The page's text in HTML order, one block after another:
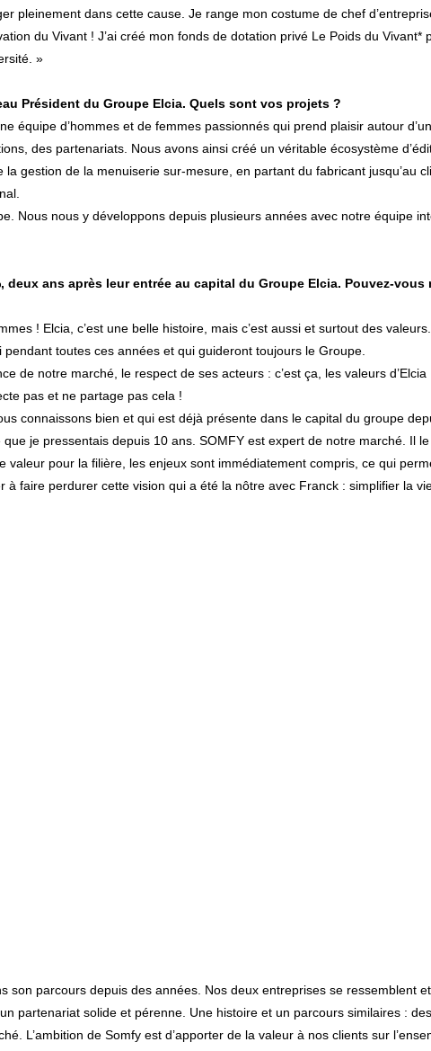
pleinement dans cette cause. Je range mon costume de chef
du Vivant ! J’ai créé mon fonds de dotation privé Le Poids du Vivant*
»
Président du Groupe Elcia. Quels sont vos projets ?
équipe d’hommes et de femmes passionnés qui prend plaisir autour
des partenariats. Nous avons ainsi créé un véritable écosystème
gestion de la menuiserie sur-mesure, en partant du fabricant jusqu’au
Nous nous y développons depuis plusieurs années avec notre équipe
deux ans après leur entrée au capital du Groupe Elcia. Pouvez-
! Elcia, c’est une belle histoire, mais c’est aussi et surtout des
toutes ces années et qui guideront toujours le Groupe.
de notre marché, le respect de ses acteurs : c’est ça, les valeurs
pas et ne partage pas cela !
connaissons bien et qui est déjà présente dans le capital du groupe
je pressentais depuis 10 ans. SOMFY est expert de notre marché. Il
pour la filière, les enjeux sont immédiatement compris, ce qui
faire perdurer cette vision qui a été la nôtre avec Franck : simplifier la
son parcours depuis des années. Nos deux entreprises se ressemblent
partenariat solide et pérenne. Une histoire et un parcours similaires :
L’ambition de Somfy est d’apporter de la valeur à nos clients sur